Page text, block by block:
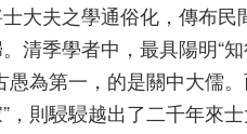
大夫之學通俗化，傳布民
季學者中，最具陽明“知
為第一，的是關中大儒。
則駸駸越出了二千年來